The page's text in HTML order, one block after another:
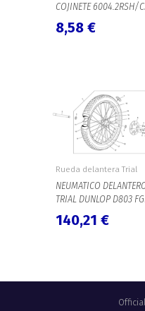
COJINETE 6004.2RSH/
8,58 €
Rueda delantera Trial
NEUMATICO
TRIAL DUNLOP D803
140,21 €